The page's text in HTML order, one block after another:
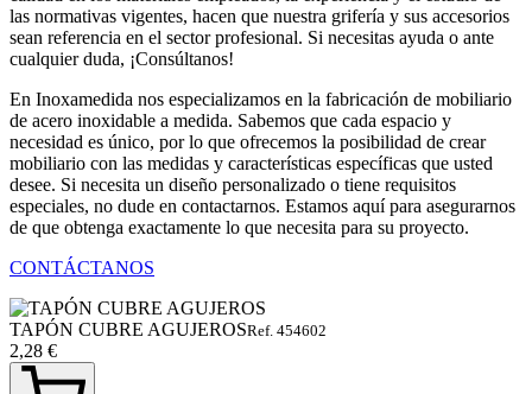
las normativas vigentes, hacen que nuestra grifería y sus accesorios
sean referencia en el sector profesional. Si necesitas ayuda o ante
cualquier duda, ¡Consúltanos!
En Inoxamedida nos especializamos en la fabricación de mobiliario
de acero inoxidable a medida. Sabemos que cada espacio y
necesidad es único, por lo que ofrecemos la posibilidad de crear
mobiliario con las medidas y características específicas que usted
desee. Si necesita un diseño personalizado o tiene requisitos
especiales, no dude en contactarnos. Estamos aquí para asegurarnos
de que obtenga exactamente lo que necesita para su proyecto.
CONTÁCTANOS
TAPÓN CUBRE AGUJEROSRef. 454602
2,28 €